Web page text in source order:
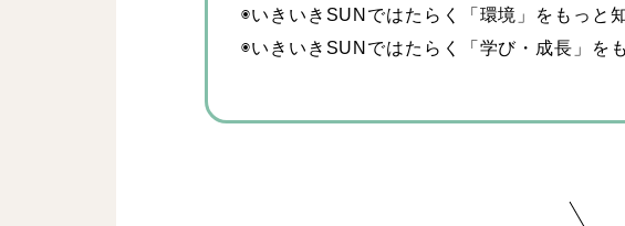
スタッフブログ
◉いきいきSUNではたらく「環境」をもっと
◉いきいきSUNではたらく「学び・成長」を